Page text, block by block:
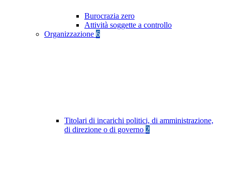
Burocrazia zero
Attività soggette a controllo
Organizzazione 6
Titolari di incarichi politici, di amministrazione,
di direzione o di governo 2